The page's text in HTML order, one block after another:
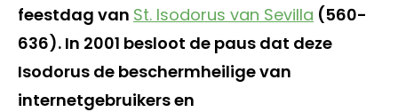
feestdag van St. Isodorus van Sevilla (560-
636). In 2001 besloot de paus dat deze
Isodorus de beschermheilige van
internetgebruikers en